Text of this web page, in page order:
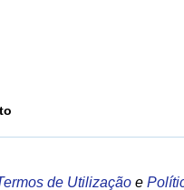
de Utilização e